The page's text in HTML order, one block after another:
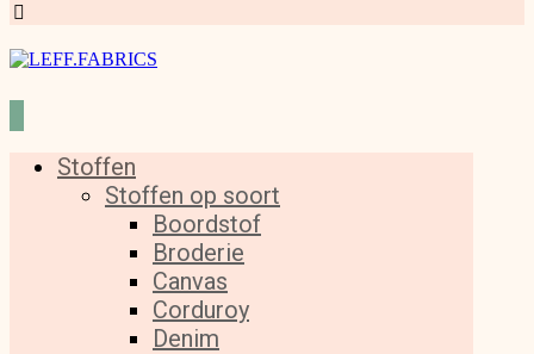
Stoffen
Stoffen op soort
Boordstof
Broderie
Canvas
Corduroy
Denim